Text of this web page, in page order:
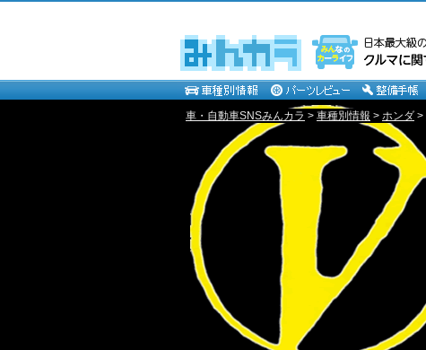
車・自動車SNSみんカラ > 車種別情報 > ホンダ >